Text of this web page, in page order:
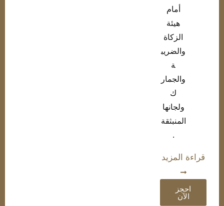
أمام
هيئة
الزكاة
والضريب
ة
والجمار
ك
ولجانها
المنبثقة
.
قراءة المزيد
احجز
الآن